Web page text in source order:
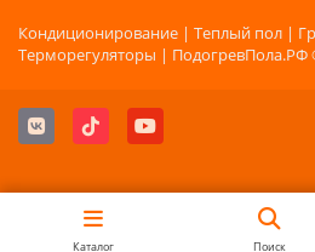
Кондиционирование | Теплый пол |
Терморегуляторы | ПодогревПола.РФ
Каталог Поиск